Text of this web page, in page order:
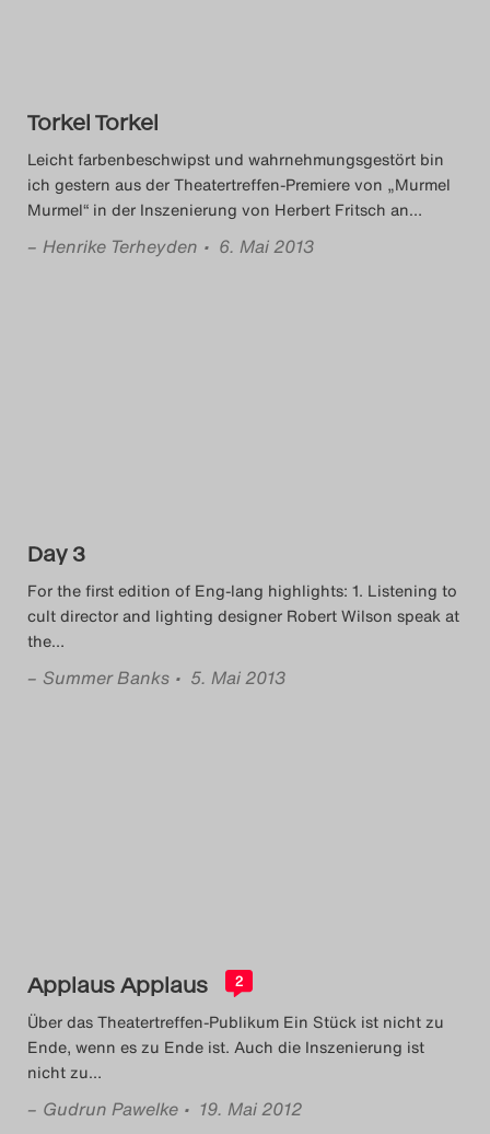
Torkel Torkel
Leicht farbenbeschwipst und wahrnehmungsgestört bin
ich gestern aus der Theatertreffen-Premiere von „Murmel
Murmel“ in der Inszenierung von Herbert Fritsch an…
– Henrike Terheyden • 6. Mai 2013
Day 3
For the first edition of Eng-lang highlights: 1. Listening to
cult director and lighting designer Robert Wilson speak at
the…
– Summer Banks • 5. Mai 2013
Applaus Applaus 2
Über das Theatertreffen-Publikum Ein Stück ist nicht zu
Ende, wenn es zu Ende ist. Auch die Inszenierung ist
nicht zu…
– Gudrun Pawelke • 19. Mai 2012